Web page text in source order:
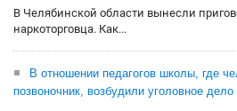
В Челябинской области вынесли
наркоторговца. Как...
В отношении педагогов школы, где
позвоночник, возбудили уголовное дело